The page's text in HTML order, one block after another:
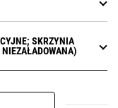
SKRZYNIA